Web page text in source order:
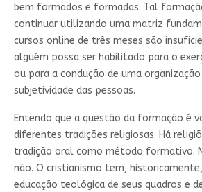
bem formados e formadas. Tal
continuar utilizando uma matriz
cursos online de três meses são
alguém possa ser habilitado para o
ou para a condução de uma
subjetividade das pessoas.
Entendo que a questão da formação é
diferentes tradições religiosas. Há
tradição oral como método formativo.
não. O cristianismo tem,
educação teológica de seus quadros e